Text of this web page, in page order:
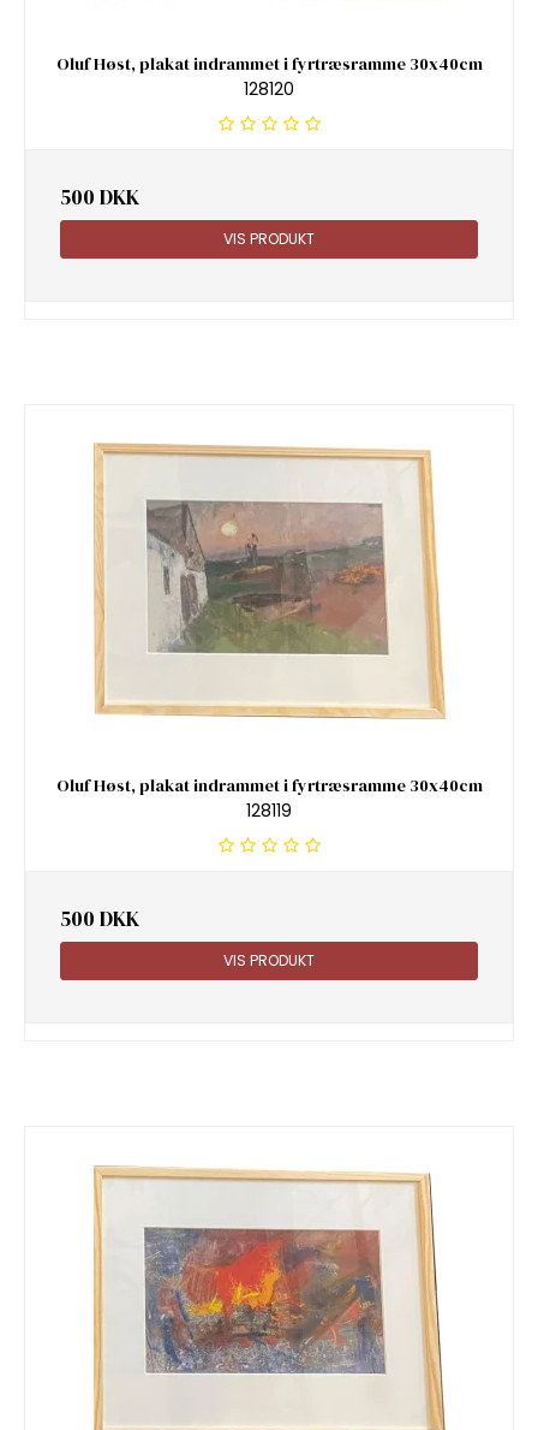
Oluf Høst, plakat indrammet i fyrtræsramme 30x40cm
128120
500 DKK
VIS PRODUKT
Oluf Høst, plakat indrammet i fyrtræsramme 30x40cm
128119
500 DKK
VIS PRODUKT